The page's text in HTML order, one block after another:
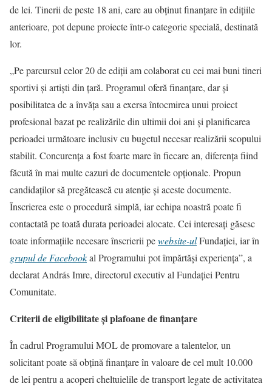
de lei. Tinerii de peste 18 ani, care au obținut finanțare în edițiile
anterioare, pot depune proiecte într-o categorie specială, destinată
lor.
„Pe parcursul celor 20 de ediții am colaborat cu cei mai buni tineri
sportivi și artiști din țară. Programul oferă finanțare, dar și
posibilitatea de a învăța sau a exersa întocmirea unui proiect
profesional bazat pe realizările din ultimii doi ani și planificarea
perioadei următoare inclusiv cu bugetul necesar realizării scopului
stabilit. Concurența a fost foarte mare în fiecare an, diferența fiind
făcută în mai multe cazuri de documentele opționale. Propun
candidaților să pregătească cu atenție și aceste documente.
Înscrierea este o procedură simplă, iar echipa noastră poate fi
contactată pe toată durata perioadei alocate. Cei interesați găsesc
toate informațiile necesare înscrierii pewebsite-ulFundației, iar în
grupul de Facebookal Programului pot împărtăși experiența”, a
declarat András Imre, directorul executiv al Fundației Pentru
Comunitate.
Criterii de eligibilitate și plafoane de finanțare
În cadrul Programului MOL de promovare a talentelor, un
solicitant poate să obțină finanțare în valoare de cel mult 10.000
de lei pentru a acoperi cheltuielile de transport legate de activitatea